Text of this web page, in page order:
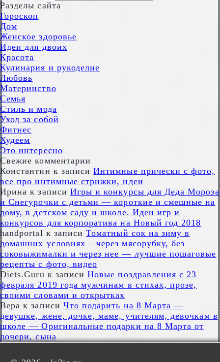
Разделы сайта
Гороскоп
Дом
Женское здоровье
Идеи для двоих
Красота
Кулинария и рукоделие
Любовь
Материнство
Семья
Стиль и мода
Уход за собой
Фитнес
Худеем
Это интересно
Свежие комментарии
Константин к записиИнтимные прически с фото,
все про интимные стрижки, идеи
Ирина к записи Игры и конкурсы для Деда Мороза
и Снегурочки с детьми — короткие и смешные на
дому, в детском саду и школе. Идеи игр и
конкурсов для корпоратива на Новый год 2018
handportal к записиТоматный сок на зиму в
домашних условиях – через мясорубку, без
соковыжималки и через нее — лучшие пошаговые
рецепты с фото, видео
Diets.Guru к записиНовые поздравления с 23
февраля 2019 года мужчинам в стихах, прозе,
своими словами и открытках
Вера к записи Что подарить на 8 Марта —
девушке, жене, дочке, маме, учителям, девочкам в
школе — Оригинальные подарки на 8 Марта от
дочери, сына